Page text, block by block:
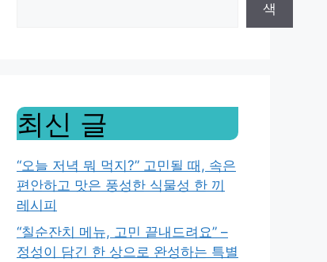
색
최신 글
“오늘 저녁 뭐 먹지?” 고민될 때, 속은
편안하고 맛은 풍성한 식물성 한 끼
레시피
“칠순잔치 메뉴, 고민 끝내드려요” –
정성이 담긴 한 상으로 완성하는 특별